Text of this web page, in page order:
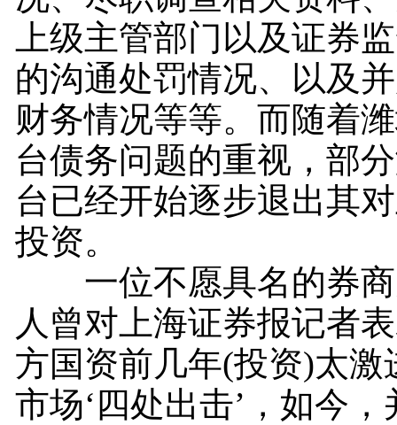
上级主管部门以及证券
的沟通处罚情况、以及
财务情况等等。而随着
台债务问题的重视，部
台已经开始逐步退出其
投资。
一位不愿具名的券商
人曾对上海证券报记者
方国资前几年(投资)太激
市场‘四处出击’，如今